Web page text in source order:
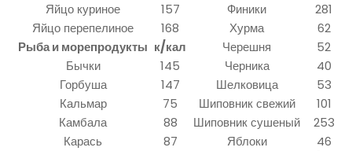
Яйцо куриное
157 Финики
281
Яйцо перепелиное
168 Хурма
62
Рыба и морепродукты к/кал Черешня
52
Бычки
145 Черника
40
Горбуша
147 Шелковица
53
Кальмар
75 Шиповник свежий
101
Камбала
88 Шиповник сушеный
253
Карась
87 Яблоки
46